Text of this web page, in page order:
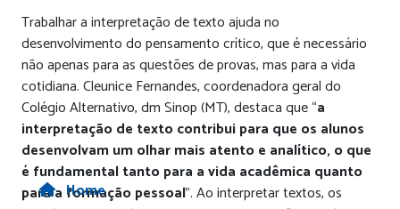
Home
Trabalhar a interpretação de texto ajuda no
desenvolvimento do pensamento crítico, que é necessário
não apenas para as questões de provas, mas para a vida
cotidiana. Cleunice Fernandes, coordenadora geral do
Colégio Alternativo, dm Sinop (MT), destaca que “a
interpretação de texto contribui para que os alunos
desenvolvam um olhar mais atento e analítico, o que
é fundamental tanto para a vida acadêmica quanto
para a formação pessoal”. Ao interpretar textos, os